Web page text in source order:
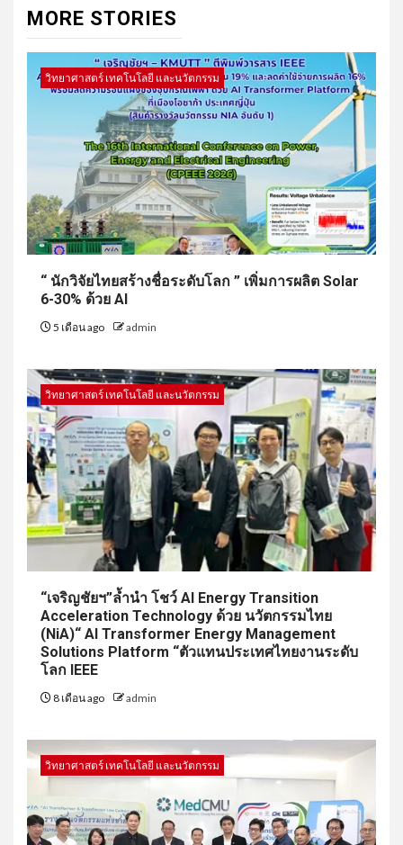
MORE STORIES
วิทยาศาสตร์ เทคโนโลยี และนวัตกรรม
“ นักวิจัยไทยสร้างชื่อระดับโลก ” เพิ่มการผลิต Solar
6-30% ด้วย AI
5 เดือน ago admin
วิทยาศาสตร์ เทคโนโลยี และนวัตกรรม
“เจริญชัยฯ”ล้ำนำ โชว์ AI Energy Transition
Acceleration Technology ด้วย นวัตกรรมไทย
(NiA)“ AI Transformer Energy Management
Solutions Platform “ตัวแทนประเทศไทยงานระดับ
โลก IEEE
8 เดือน ago admin
วิทยาศาสตร์ เทคโนโลยี และนวัตกรรม